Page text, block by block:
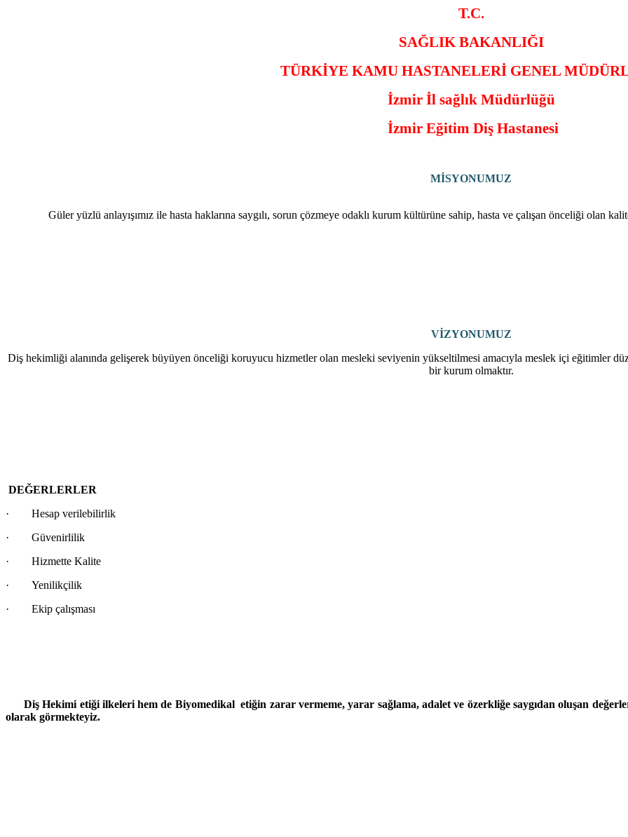
T.C.
SAĞLIK BAKANLIĞI
TÜRKİYE KAMU HASTANELERİ GENEL
İzmir İl sağlık Müdürlüğü
İzmir Eğitim Diş Hastanesi
MİSYONUMUZ
Güler yüzlü anlayışımız ile hasta haklarına saygılı, sorun çözmeye odaklı kurum kültürüne sahip, hasta ve çalışan önceliği olan
VİZYONUMUZ
Diş hekimliği alanında gelişerek büyüyen önceliği koruyucu hizmetler olan mesleki seviyenin yükseltilmesi amacıyla meslek içi eğitimler
bir kurum olmaktır.
DEĞERLERLER
·
Hesap verilebilirlik
·
Güvenirlilik
·
Hizmette Kalite
·
Yenilikçilik
·
Ekip çalışması
Diş Hekimi etiği ilkeleri hem de Biyomedikal etiğin zarar vermeme, yarar sağlama, adalet ve özerkliğe saygıdan oluşan
olarak görmekteyiz.